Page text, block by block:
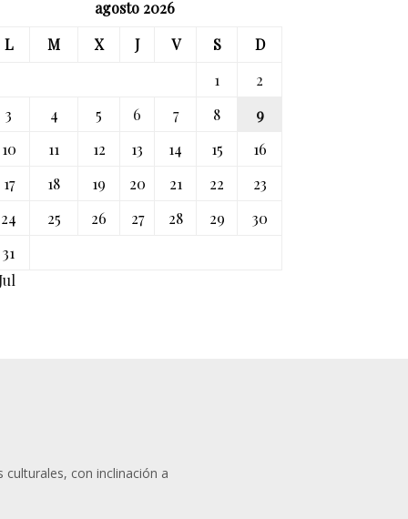
agosto 2026
L
M X J V S
D
1
2
3
4 5 6 7 8
9
10
11 12 13 14 15
16
17
18 19 20 21 22
23
24
25 26 27 28 29
30
31
con inclinación a